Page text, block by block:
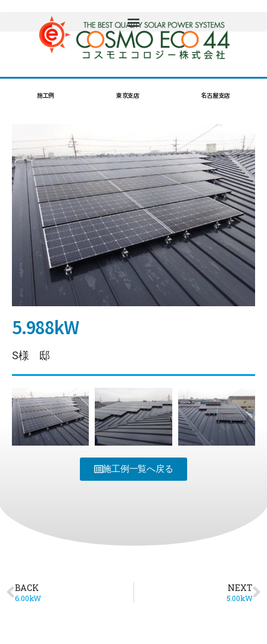
施工例 東京支店 名古屋支店
5.988kW
S様 邸
施工例一覧へ戻る
BACK
6.00kW
NEXT
5.00kW